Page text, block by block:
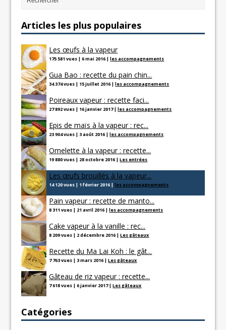
Articles les plus populaires
Les œufs à la vapeur
175 581 vues |6 mai 2016 |les accompagnements
Gua Bao : recette du pain chin...
34 374 vues | 15 juillet 2016 |les accompagnements
Poireaux vapeur : recette faci...
27 892 vues | 16 janvier 2017|les accompagnements
Epis de maïs à la vapeur : rec...
23 904 vues |3 août 2016 |les accompagnements
Omelette à la vapeur : recette...
19 880 vues | 28 octobre 2016 |Les entrées
Les œufs brouillés à la vapeur...
14 120 vues | 1 février 2016 |les accompagnements
Pain vapeur : recette de manto...
8 311 vues | 21 avril 2016 |les accompagnements
Cake vapeur à la vanille : rec...
8 209 vues | 2 décembre 2016 |Les gâteaux
Recette du Ma Lai Koh : le gât...
7 763 vues |3 mars 2016 |Les gâteaux
Gâteau de riz vapeur : recette...
7 618 vues |6 janvier 2017|Les gâteaux
Catégories